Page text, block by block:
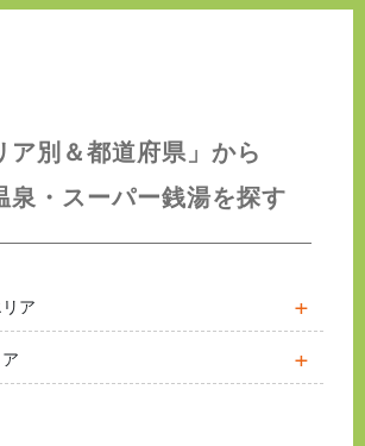
ア別＆都道府県」から
泉・スーパー銭湯を探す
ア